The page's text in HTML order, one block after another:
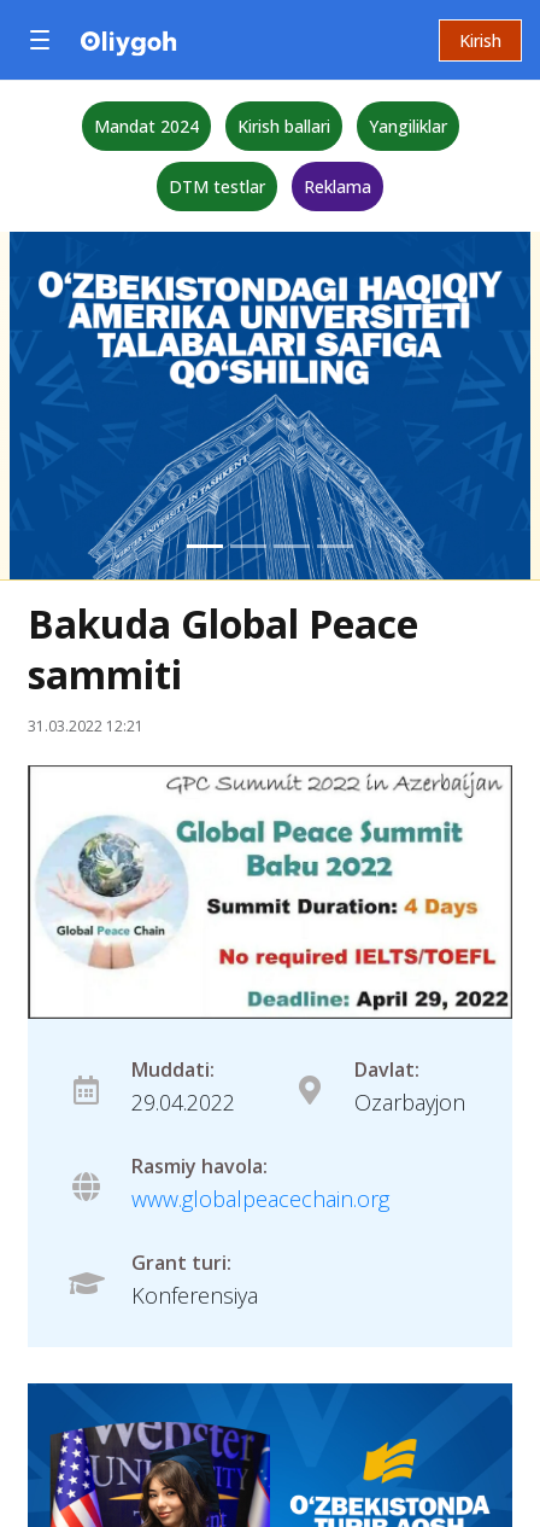
Kirish
Mandat 2024 Kirish ballari Yangiliklar
DTM testlar Reklama
Bakuda Global Peace
sammiti
31.03.2022 12:21
Muddati:
29.04.2022
Davlat:
Ozarbayjon
Rasmiy havola:
www.globalpeacechain.org
Grant turi:
Konferensiya